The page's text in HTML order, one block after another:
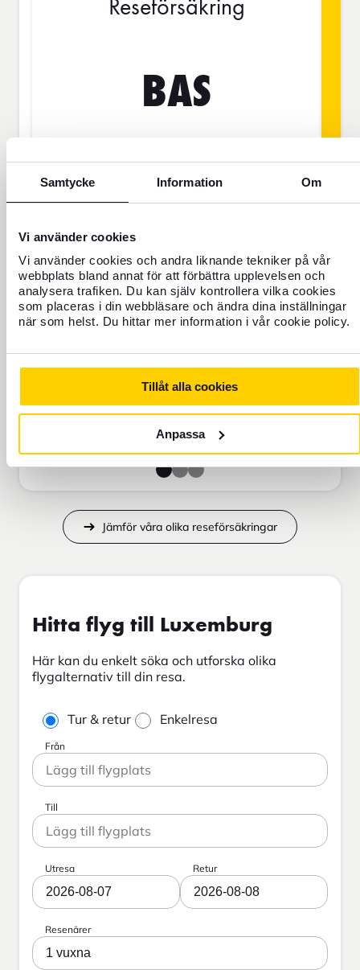
Samtycke Information Om
Vi använder cookies
Vi använder cookies och andra liknande tekniker på vår
webbplats bland annat för att förbättra upplevelsen och
analysera trafiken. Du kan själv kontrollera vilka cookies
som placeras i din webbläsare och ändra dina inställningar
när som helst. Du hittar mer information i vår cookie policy.
Tillåt alla cookies
Anpassa
Reseförsäkring
BAS
SEK
Priset gäller för 1 person
Res aldrig oförsäkrad
För dig som saknar hemförsäkring eller
ska vara borta mer än 45 dagar.
Reseförsäkring Bas
Jämför våra olika reseförsäkringar
Hitta flyg till Luxemburg
Här kan du enkelt söka och utforska olika
flygalternativ till din resa.
Tur & retur Enkelresa
Från
Till
Utresa
2026-08-07
Retur
2026-08-08
Resenärer
1 vuxna